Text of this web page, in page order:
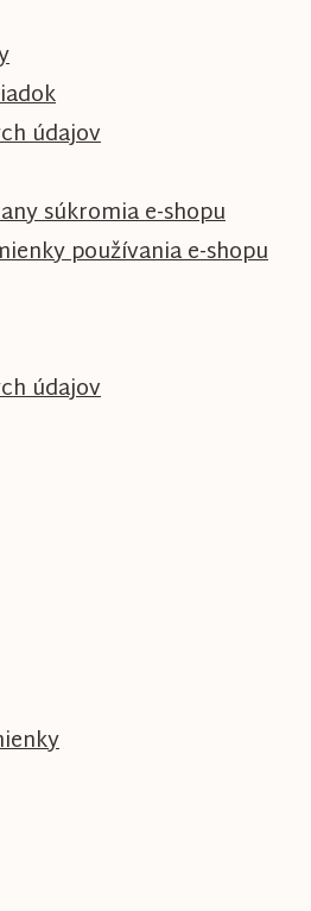
údajov
súkromia e-shopu
používania e-shopu
údajov